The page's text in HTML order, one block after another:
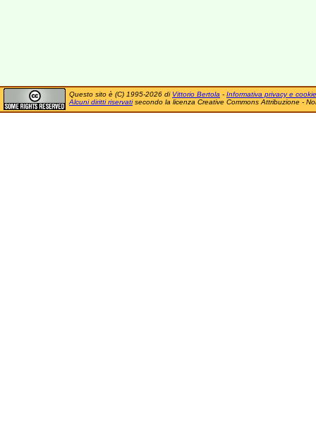
Questo sito è (C) 1995-2026 di Vittorio Bertola - Informativa privacy e cookie
Alcuni diritti riservatisecondo la licenza Creative Commons Attribuzione -